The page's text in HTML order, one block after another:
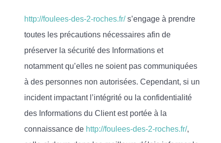
http://foulees-des-2-roches.fr/s’engage à prendre
toutes les précautions nécessaires afin de
préserver la sécurité des Informations et
notamment qu’elles ne soient pas communiquées
à des personnes non autorisées. Cependant, si un
incident impactant l’intégrité ou la confidentialité
des Informations du Client est portée à la
connaissance de http://foulees-des-2-roches.fr/,